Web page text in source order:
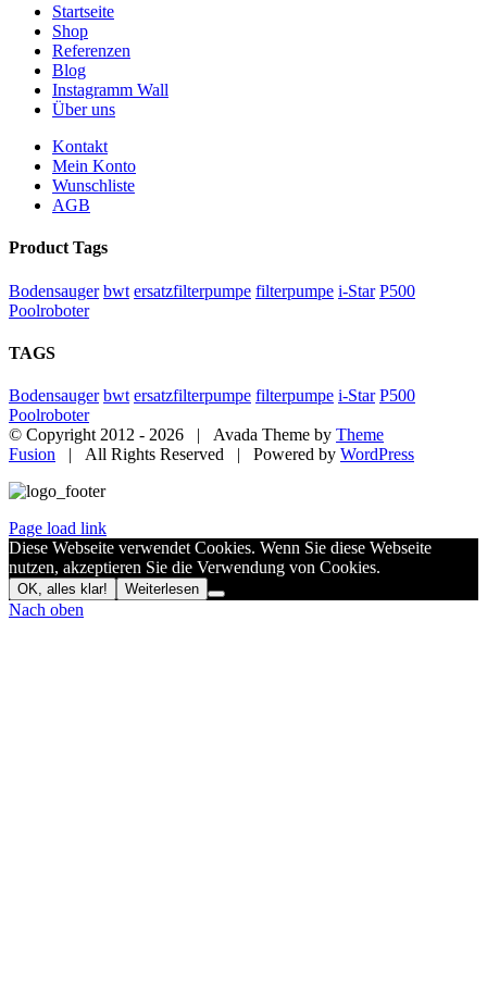
Startseite
Shop
Referenzen
Blog
Instagramm Wall
Über uns
Kontakt
Mein Konto
Wunschliste
AGB
Product Tags
Bodensauger bwt ersatzfilterpumpe filterpumpe i-Star P500
Poolroboter
TAGS
Bodensauger bwt ersatzfilterpumpe filterpumpe i-Star P500
Poolroboter
© Copyright 2012 - 2026 | Avada Theme by Theme
Fusion | All Rights Reserved | Powered by WordPress
Page load link
Diese Webseite verwendet Cookies. Wenn Sie diese Webseite
nutzen, akzeptieren Sie die Verwendung von Cookies.
OK, alles klar! Weiterlesen
Nach oben